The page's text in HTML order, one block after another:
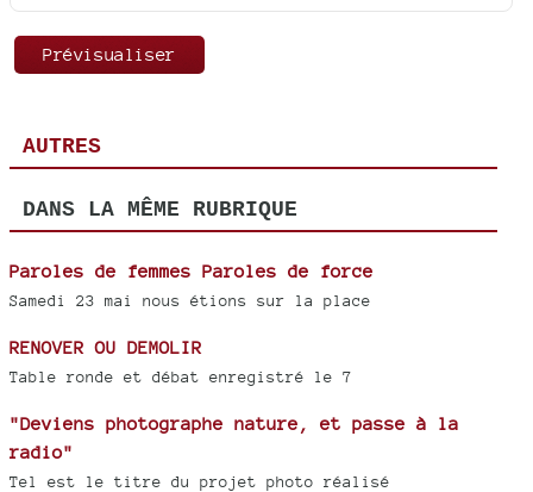
AUTRES
DANS LA MÊME RUBRIQUE
Paroles de femmes Paroles de force
Samedi 23 mai nous étions sur la place
RENOVER OU DEMOLIR
Table ronde et débat enregistré le 7
"Deviens photographe nature, et passe à la
radio"
Tel est le titre du projet photo réalisé